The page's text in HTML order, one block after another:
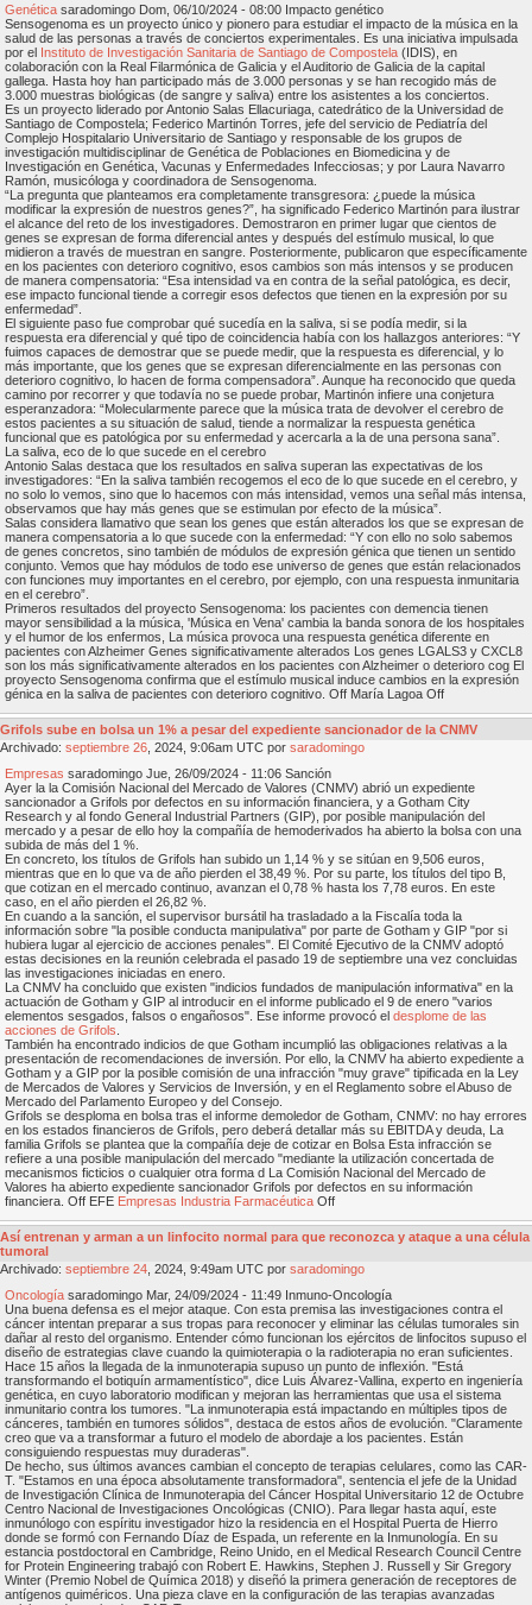
Genética saradomingo Dom, 06/10/2024 - 08:00 Impacto genético
Sensogenoma es un proyecto único y pionero para estudiar el impacto de la música en la
salud de las personas a través de conciertos experimentales. Es una iniciativa impulsada
por el Instituto de Investigación Sanitaria de Santiago de Compostela (IDIS), en
colaboración con la Real Filarmónica de Galicia y el Auditorio de Galicia de la capital
gallega. Hasta hoy han participado más de 3.000 personas y se han recogido más de
3.000 muestras biológicas (de sangre y saliva) entre los asistentes a los conciertos.
Es un proyecto liderado por Antonio Salas Ellacuriaga, catedrático de la Universidad de
Santiago de Compostela; Federico Martinón Torres, jefe del servicio de Pediatría del
Complejo Hospitalario Universitario de Santiago y responsable de los grupos de
investigación multidisciplinar de Genética de Poblaciones en Biomedicina y de
Investigación en Genética, Vacunas y Enfermedades Infecciosas; y por Laura Navarro
Ramón, musicóloga y coordinadora de Sensogenoma.
“La pregunta que planteamos era completamente transgresora: ¿puede la música
modificar la expresión de nuestros genes?”, ha significado Federico Martinón para ilustrar
el alcance del reto de los investigadores. Demostraron en primer lugar que cientos de
genes se expresan de forma diferencial antes y después del estímulo musical, lo que
midieron a través de muestran en sangre. Posteriormente, publicaron que específicamente
en los pacientes con deterioro cognitivo, esos cambios son más intensos y se producen
de manera compensatoria: “Esa intensidad va en contra de la señal patológica, es decir,
ese impacto funcional tiende a corregir esos defectos que tienen en la expresión por su
enfermedad”.
El siguiente paso fue comprobar qué sucedía en la saliva, si se podía medir, si la
respuesta era diferencial y qué tipo de coincidencia había con los hallazgos anteriores: “Y
fuimos capaces de demostrar que se puede medir, que la respuesta es diferencial, y lo
más importante, que los genes que se expresan diferencialmente en las personas con
deterioro cognitivo, lo hacen de forma compensadora”. Aunque ha reconocido que queda
camino por recorrer y que todavía no se puede probar, Martinón infiere una conjetura
esperanzadora: “Molecularmente parece que la música trata de devolver el cerebro de
estos pacientes a su situación de salud, tiende a normalizar la respuesta genética
funcional que es patológica por su enfermedad y acercarla a la de una persona sana”.
La saliva, eco de lo que sucede en el cerebro
Antonio Salas destaca que los resultados en saliva superan las expectativas de los
investigadores: “En la saliva también recogemos el eco de lo que sucede en el cerebro, y
no solo lo vemos, sino que lo hacemos con más intensidad, vemos una señal más intensa,
observamos que hay más genes que se estimulan por efecto de la música”.
Salas considera llamativo que sean los genes que están alterados los que se expresan de
manera compensatoria a lo que sucede con la enfermedad: “Y con ello no solo sabemos
de genes concretos, sino también de módulos de expresión génica que tienen un sentido
conjunto. Vemos que hay módulos de todo ese universo de genes que están relacionados
con funciones muy importantes en el cerebro, por ejemplo, con una respuesta inmunitaria
en el cerebro”.
Primeros resultados del proyecto Sensogenoma: los pacientes con demencia tienen
mayor sensibilidad a la música, 'Música en Vena' cambia la banda sonora de los hospitales
y el humor de los enfermos, La música provoca una respuesta genética diferente en
pacientes con Alzheimer Genes significativamente alterados Los genes LGALS3 y CXCL8
son los más significativamente alterados en los pacientes con Alzheimer o deterioro cog El
proyecto Sensogenoma confirma que el estímulo musical induce cambios en la expresión
génica en la saliva de pacientes con deterioro cognitivo. Off María Lagoa Off
Grifols sube en bolsa un 1% a pesar del expediente sancionador de la CNMV
Archivado: septiembre 26 , 2024, 9:06am UTC por saradomingo
Empresas saradomingo Jue, 26/09/2024 - 11:06 Sanción
Ayer la la Comisión Nacional del Mercado de Valores (CNMV) abrió un expediente
sancionador a Grifols por defectos en su información financiera, y a Gotham City
Research y al fondo General Industrial Partners (GIP), por posible manipulación del
mercado y a pesar de ello hoy la compañía de hemoderivados ha abierto la bolsa con una
subida de más del 1 %.
En concreto, los títulos de Grifols han subido un 1,14 % y se sitúan en 9,506 euros,
mientras que en lo que va de año pierden el 38,49 %. Por su parte, los títulos del tipo B,
que cotizan en el mercado continuo, avanzan el 0,78 % hasta los 7,78 euros. En este
caso, en el año pierden el 26,82 %.
En cuando a la sanción, el supervisor bursátil ha trasladado a la Fiscalía toda la
información sobre "la posible conducta manipulativa" por parte de Gotham y GIP "por si
hubiera lugar al ejercicio de acciones penales". El Comité Ejecutivo de la CNMV adoptó
estas decisiones en la reunión celebrada el pasado 19 de septiembre una vez concluidas
las investigaciones iniciadas en enero.
La CNMV ha concluido que existen "indicios fundados de manipulación informativa" en la
actuación de Gotham y GIP al introducir en el informe publicado el 9 de enero "varios
elementos sesgados, falsos o engañosos". Ese informe provocó el desplome de las
acciones de Grifols
También ha encontrado indicios de que Gotham incumplió las obligaciones relativas a la
presentación de recomendaciones de inversión. Por ello, la CNMV ha abierto expediente a
Gotham y a GIP por la posible comisión de una infracción "muy grave" tipificada en la Ley
de Mercados de Valores y Servicios de Inversión, y en el Reglamento sobre el Abuso de
Mercado del Parlamento Europeo y del Consejo.
Grifols se desploma en bolsa tras el informe demoledor de Gotham, CNMV: no hay errores
en los estados financieros de Grifols, pero deberá detallar más su EBITDA y deuda, La
familia Grifols se plantea que la compañía deje de cotizar en Bolsa Esta infracción se
refiere a una posible manipulación del mercado "mediante la utilización concertada de
mecanismos ficticios o cualquier otra forma d La Comisión Nacional del Mercado de
Valores ha abierto expediente sancionador Grifols por defectos en su información
financiera. Off EFE Empresas Industria Farmacéutica Off
Así entrenan y arman a un linfocito normal para que reconozca y ataque a una célula
tumoral
Archivado: septiembre 24 , 2024, 9:49am UTC por saradomingo
Oncología saradomingo Mar, 24/09/2024 - 11:49 Inmuno-Oncología
Una buena defensa es el mejor ataque. Con esta premisa las investigaciones contra el
cáncer intentan preparar a sus tropas para reconocer y eliminar las células tumorales sin
dañar al resto del organismo. Entender cómo funcionan los ejércitos de linfocitos supuso el
diseño de estrategias clave cuando la quimioterapia o la radioterapia no eran suficientes.
Hace 15 años la llegada de la inmunoterapia supuso un punto de inflexión. "Está
transformando el botiquín armamentístico", dice Luis Álvarez-Vallina, experto en ingeniería
genética, en cuyo laboratorio modifican y mejoran las herramientas que usa el sistema
inmunitario contra los tumores. "La inmunoterapia está impactando en múltiples tipos de
cánceres, también en tumores sólidos", destaca de estos años de evolución. "Claramente
creo que va a transformar a futuro el modelo de abordaje a los pacientes. Están
consiguiendo respuestas muy duraderas".
De hecho, sus últimos avances cambian el concepto de terapias celulares, como las CAR-
T. "Estamos en una época absolutamente transformadora", sentencia el jefe de la Unidad
de Investigación Clínica de Inmunoterapia del Cáncer Hospital Universitario 12 de Octubre
Centro Nacional de Investigaciones Oncológicas (CNIO). Para llegar hasta aquí, este
inmunólogo con espíritu investigador hizo la residencia en el Hospital Puerta de Hierro
donde se formó con Fernando Díaz de Espada, un referente en la Inmunología. En su
estancia postdoctoral en Cambridge, Reino Unido, en el Medical Research Council Centre
for Protein Engineering trabajó con Robert E. Hawkins, Stephen J. Russell y Sir Gregory
Winter (Premio Nobel de Química 2018) y diseñó la primera generación de receptores de
antígenos quiméricos. Una pieza clave en la configuración de las terapias avanzadas